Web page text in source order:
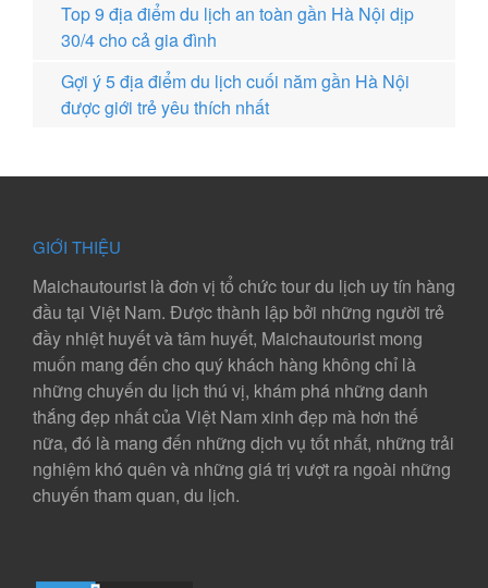
Top 9 địa điểm du lịch an toàn gần Hà Nội dịp
30/4 cho cả gia đình
Gợi ý 5 địa điểm du lịch cuối năm gần Hà Nội
được giới trẻ yêu thích nhất
GIỚI THIỆU
Maichautourist là đơn vị tổ chức tour du lịch uy tín hàng
đầu tại Việt Nam. Được thành lập bởi những người trẻ
đầy nhiệt huyết và tâm huyết, Maichautourist mong
muốn mang đến cho quý khách hàng không chỉ là
những chuyến du lịch thú vị, khám phá những danh
thắng đẹp nhất của Việt Nam xinh đẹp mà hơn thế
nữa, đó là mang đến những dịch vụ tốt nhất, những trải
nghiệm khó quên và những giá trị vượt ra ngoài những
chuyến tham quan, du lịch.